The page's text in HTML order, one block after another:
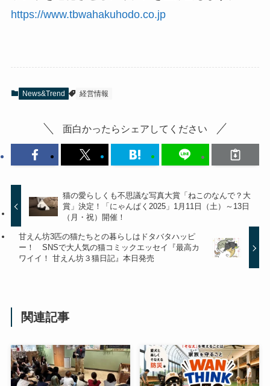
https://www.tbwahakuhodo.co.jp
News&Trend 経営情報
面白かったらシェアしてください
猫の愛らしくも不思議な写真大賞「ねこのなんで？大
賞」決定！「にゃんぱく2025」1月11日（土）～13日
（月・祝）開催！
甘えん坊3匹の猫たちとの暮らしはドタバタハッピ
ー！ SNSで大人気の猫コミックエッセイ『最高カ
ワイイ！ 甘えん坊３猫日記』本日発売
関連記事